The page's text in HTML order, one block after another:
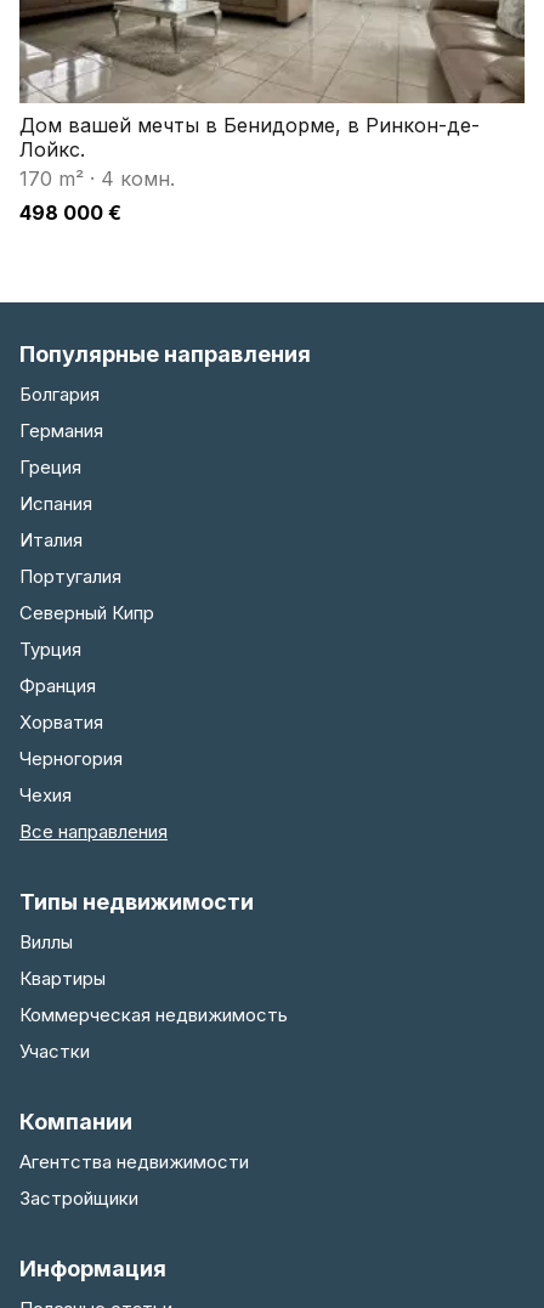
Дом вашей мечты в Бенидорме, в Ринкон-де-
Лойкс.
170 m² · 4 комн.
498 000 €
Популярные направления
Болгария
Германия
Греция
Испания
Италия
Португалия
Северный Кипр
Турция
Франция
Хорватия
Черногория
Чехия
Все направления
Типы недвижимости
Виллы
Квартиры
Коммерческая недвижимость
Участки
Компании
Агентства недвижимости
Застройщики
Информация